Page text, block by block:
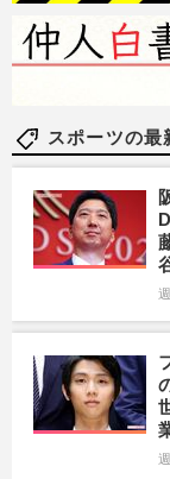
スポーツの最